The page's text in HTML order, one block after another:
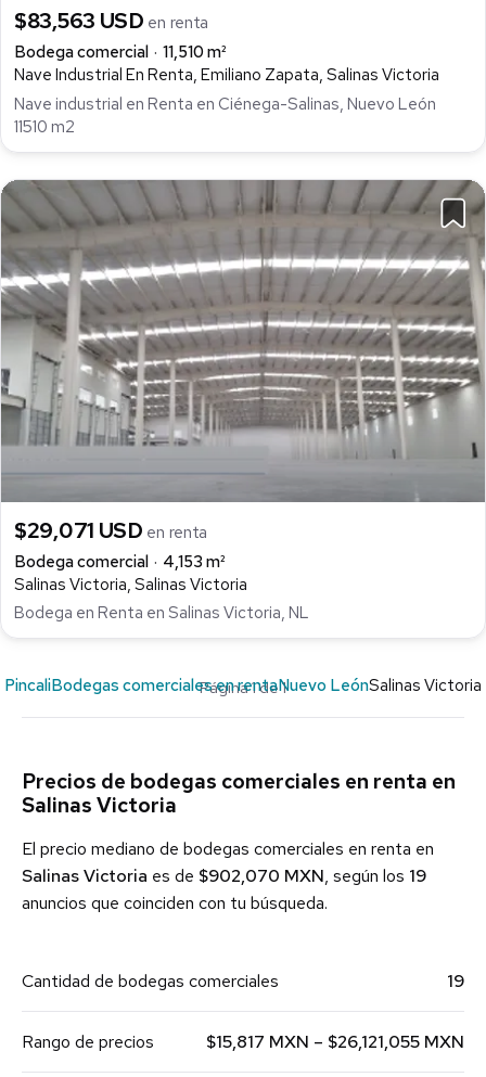
$83,563 USD en renta
Bodega comercial
11,510 m²
Nave Industrial En Renta, Emiliano Zapata, Salinas Victoria
Nave industrial en Renta en Ciénega-Salinas, Nuevo León
11510 m2
$29,071 USD en renta
Bodega comercial
4,153 m²
Salinas Victoria, Salinas Victoria
Bodega en Renta en Salinas Victoria, NL
Página 1 de 1
PincaliBodegas comerciales en rentaNuevo LeónSalinas Victoria
Precios de bodegas comerciales en renta en
Salinas Victoria
El precio mediano de bodegas comerciales en renta en
Salinas Victoria es de $902,070 MXN, según los 19
anuncios que coinciden con tu búsqueda.
Cantidad de bodegas comerciales 19
Rango de precios $15,817 MXN – $26,121,055 MXN